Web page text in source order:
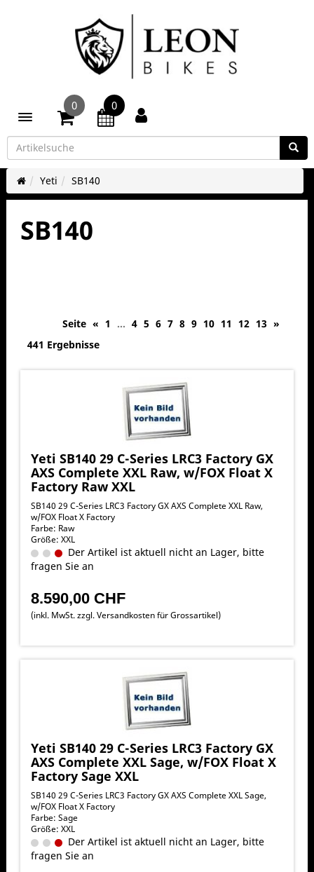
Toggle navigation
0 0
Yeti SB140
SB140
Seite « 1 ... 4 5 6 7 8 9 10 11 12 13 »
441 Ergebnisse
Yeti SB140 29 C-Series LRC3 Factory GX
AXS Complete XXL Raw, w/FOX Float X
Factory Raw XXL
SB140 29 C-Series LRC3 Factory GX AXS Complete XXL Raw,
w/FOX Float X Factory
Farbe: Raw
Größe: XXL
Der Artikel ist aktuell nicht an Lager, bitte
fragen Sie an
8.590,00 CHF
(inkl. MwSt. zzgl.Versandkosten für Grossartikel)
Yeti SB140 29 C-Series LRC3 Factory GX
AXS Complete XXL Sage, w/FOX Float X
Factory Sage XXL
SB140 29 C-Series LRC3 Factory GX AXS Complete XXL Sage,
w/FOX Float X Factory
Farbe: Sage
Größe: XXL
Der Artikel ist aktuell nicht an Lager, bitte
fragen Sie an